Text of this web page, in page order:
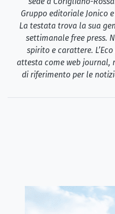
Gruppo editoriale Jonico
La testata trova la sua
settimanale free press.
spirito e carattere.
attesta come web journal,
di riferimento per le